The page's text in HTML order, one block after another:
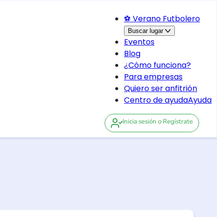
⚽ Verano Futbolero
Buscar lugar
Eventos
Blog
¿Cómo funciona?
Para empresas
Quiero ser anfitrión
Centro de ayudaAyuda
Inicia sesión o Regístrate